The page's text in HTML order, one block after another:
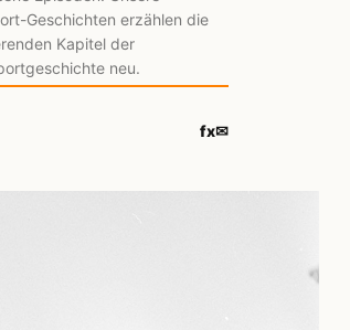
Geschichten erzählen die
Kapitel der
neu.
fx✉